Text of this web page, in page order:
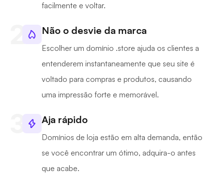
facilmente e voltar.
Não o desvie da marca
Escolher um domínio .store ajuda os clientes a
entenderem instantaneamente que seu site é
voltado para compras e produtos, causando
uma impressão forte e memorável.
Aja rápido
Domínios de loja estão em alta demanda, então
se você encontrar um ótimo, adquira-o antes
que acabe.